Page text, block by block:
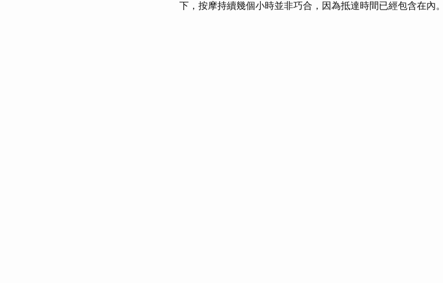
下，按摩持續幾個小時並非巧合，因為抵達時間已經包含在內。